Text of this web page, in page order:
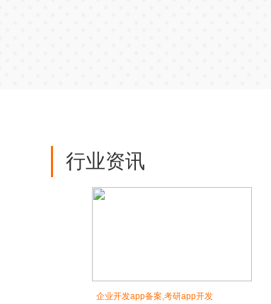
行业资讯
企业开发app备案,考研app开发